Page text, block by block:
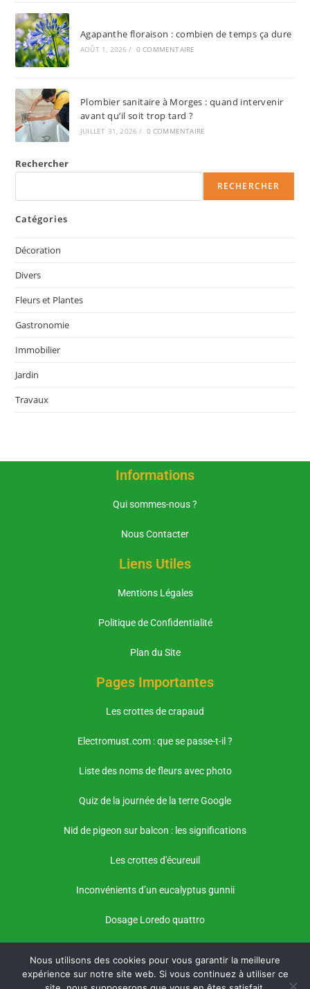
Agapanthe floraison : combien de temps ça dure
AOÛT 1, 2026 / 0 COMMENTAIRE
Plombier sanitaire à Morges : quand intervenir
avant qu’il soit trop tard ?
JUILLET 31, 2026 / 0 COMMENTAIRE
Rechercher
RECHERCHER
Catégories
Décoration
Divers
Fleurs et Plantes
Gastronomie
Immobilier
Jardin
Travaux
Informations
Qui sommes-nous ?
Nous Contacter
Liens Utiles
Mentions Légales
Politique de Confidentialité
Plan du Site
Pages Importantes
Les crottes de crapaud
Electromust.com : que se passe-t-il ?
Liste des noms de fleurs avec photo
Quiz de la journée de la terre Google
Nid de pigeon sur balcon : les significations
Les crottes d'écureuil
Inconvénients d’un eucalyptus gunnii
Dosage Loredo quattro
Nous utilisons des cookies pour vous garantir la meilleure
expérience sur notre site web. Si vous continuez à utiliser ce